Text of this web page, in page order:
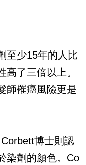
至少15年的人比
了三倍以上。
師罹癌風險更是
博士則認
染劑的顏色。Co